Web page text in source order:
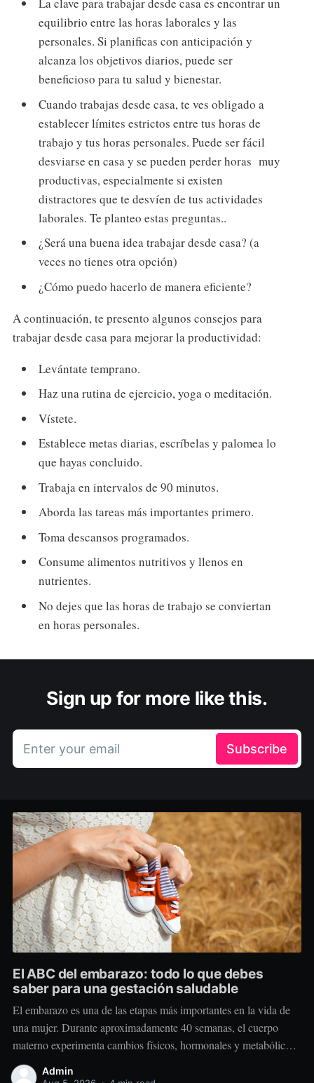
La clave para trabajar desde casa es encontrar un
equilibrio entre las horas laborales y las
personales. Si planificas con anticipación y
alcanza los objetivos diarios, puede ser
beneficioso para tu salud y bienestar.
Cuando trabajas desde casa, te ves obligado a
establecer límites estrictos entre tus horas de
trabajo y tus horas personales. Puede ser fácil
desviarse en casa y se pueden perder horas muy
productivas, especialmente si existen
distractores que te desvíen de tus actividades
laborales. Te planteo estas preguntas..
¿Será una buena idea trabajar desde casa? (a
veces no tienes otra opción)
¿Cómo puedo hacerlo de manera eficiente?
A continuación, te presento algunos consejos para
trabajar desde casa para mejorar la productividad:
Levántate temprano.
Haz una rutina de ejercicio, yoga o meditación.
Vístete.
Establece metas diarias, escríbelas y palomea lo
que hayas concluido.
Trabaja en intervalos de 90 minutos.
Aborda las tareas más importantes primero.
Toma descansos programados.
Consume alimentos nutritivos y llenos en
nutrientes.
No dejes que las horas de trabajo se conviertan
en horas personales.
Sign up for more like this.
Enter your email Subscribe
El ABC del embarazo: todo lo que debes
saber para una gestación saludable
El embarazo es una de las etapas más importantes en la vida de
una mujer. Durante aproximadamente 40 semanas, el cuerpo
materno experimenta cambios físicos, hormonales y metabólicos
extraordinarios para crear y sostener una nueva vida. Más allá de
“comer por dos”, el embarazo requiere comer mejor, nutrir
Admin